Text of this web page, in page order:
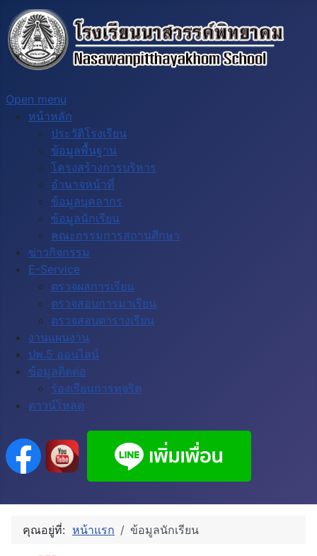
Open menu
หน้าหลัก
ประวัติโรงเรียน
ข้อมูลพื้นฐาน
โครงสร้างการบริหาร
อำนาจหน้าที่
ข้อมูลบุคลากร
ข้อมูลนักเรียน
คณะกรรมการสถานศึกษา
ข่าวกิจกรรม
E-Service
ตรวจผลการเรียน
ตรวจสอบการมาเรียน
ตรวจสอบตารางเรียน
งานแผนงาน
ปพ.5 ออนไลน์
ข้อมูลติดด่อ
ร้องเรียนการทุจริต
ดาวน์โหลด
คุณอยู่ที่: หน้าแรก ข้อมูลนักเรียน